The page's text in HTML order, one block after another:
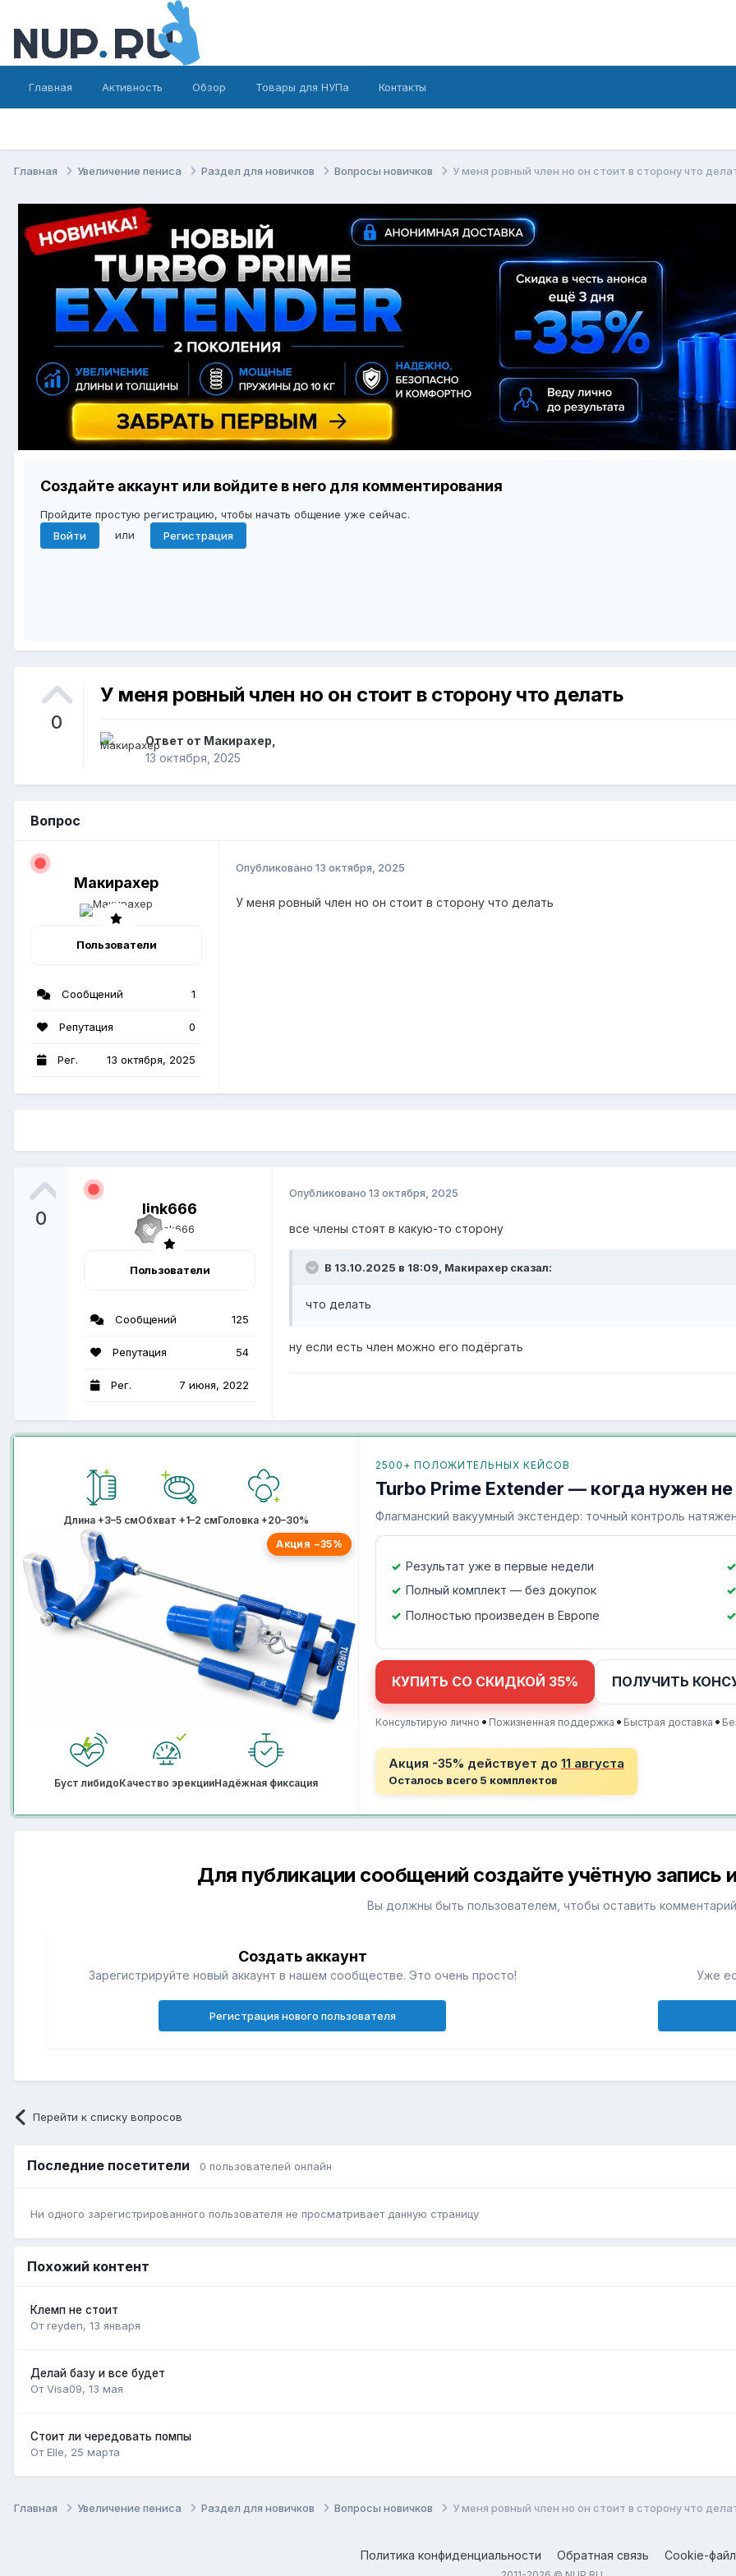
Главная Активность Обзор Товары для НУПа Контакты
Главная Увеличение пениса Раздел для новичков Вопросы новичков У меня ровный член но он стоит в сторону что
Создайте аккаунт или войдите в него для комментирования
Пройдите простую регистрацию, чтобы начать общение уже сейчас.
Войти
или Регистрация
0
У меня ровный член но он стоит в сторону что делать
Ответ от Макирахер,
13 октября, 2025
Вопрос
Макирахер
Пользователи
Сообщений 1
Репутация 0
Рег. 13 октября, 2025
Опубликовано 13 октября, 2025
У меня ровный член но он стоит в сторону что делать
0 link666
Пользователи
Сообщений 125
Репутация 54
Рег. 7 июня, 2022
Опубликовано 13 октября, 2025
все члены стоят в какую-то сторону
В 13.10.2025 в 18:09, Макирахер сказал:
что делать
ну если есть член можно его подёргать
Длина +3–5 смОбхват +1–2 смГоловка +20–30%
Акция −35%
Буст либидоКачество эрекцииНадёжная фиксация
2500+ ПОЛОЖИТЕЛЬНЫХ КЕЙСОВ
Turbo Prime Extender — когда нужен
Флагманский вакуумный экстендер: точный контроль
Результат уже в первые недели
Полный комплект — без докупок
Полностью произведен в Европе
КУПИТЬ СО СКИДКОЙ 35% ПОЛУЧИТЬ
Консультирую лично • Пожизненная поддержка • Быстрая доставка •
Акция -35% действует до 11 августа
Осталось всего 5 комплектов
Для публикации сообщений создайте учётную запись
Вы должны быть пользователем, чтобы оставить комментарий
Создать аккаунт
Зарегистрируйте новый аккаунт в нашем сообществе. Это очень просто!
Регистрация нового пользователя
Уже
Перейти к списку вопросов
Последние посетители 0 пользователей онлайн
Ни одного зарегистрированного пользователя не просматривает данную страницу
Похожий контент
Клемп не стоит
От reyden, 13 января
Делай базу и все будет
От Visa09, 13 мая
Стоит ли чередовать помпы
От Elle, 25 марта
Главная Увеличение пениса Раздел для новичков Вопросы новичков У меня ровный член но он стоит в сторону что
Политика конфиденциальности Обратная связь Cookie-